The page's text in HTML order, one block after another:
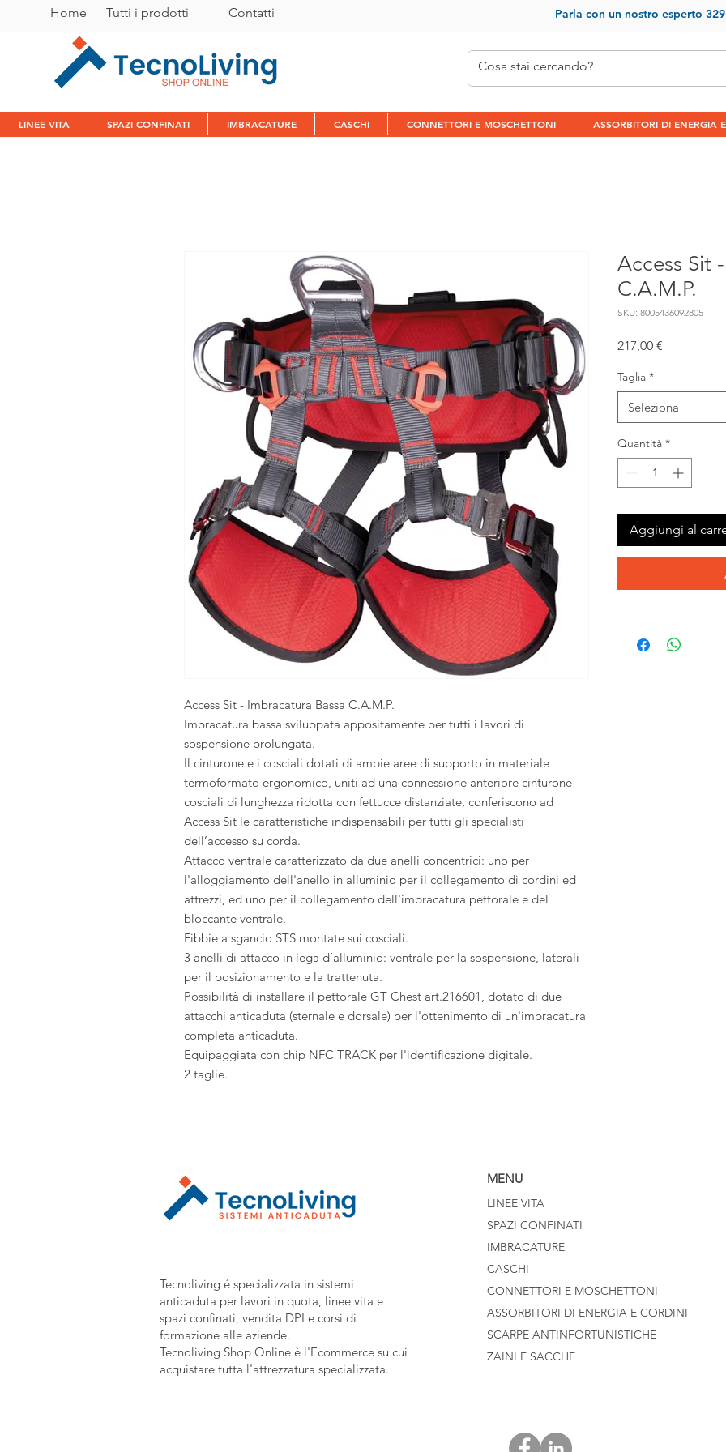
Home Tutti i prodotti Contatti Parla con un nostro esperto
LINEE VITA SPAZI CONFINATI IMBRACATURE CASCHI CONNETTORI E MOSCHETTONI ASSORBITORI DI ENERGIA
Access Sit - Imbracatura Bassa C.A.M.P.
Imbracatura bassa sviluppata appositamente per tutti i lavori di
sospensione prolungata.
Il cinturone e i cosciali dotati di ampie aree di supporto in materiale
termoformato ergonomico, uniti ad una connessione anteriore cinturone-
cosciali di lunghezza ridotta con fettucce distanziate, conferiscono ad
Access Sit le caratteristiche indispensabili per tutti gli specialisti
dell’accesso su corda.
Attacco ventrale caratterizzato da due anelli concentrici: uno per
l'alloggiamento dell'anello in alluminio per il collegamento di cordini ed
attrezzi, ed uno per il collegamento dell'imbracatura pettorale e del
bloccante ventrale.
Fibbie a sgancio STS montate sui cosciali.
3 anelli di attacco in lega d’alluminio: ventrale per la sospensione, laterali
per il posizionamento e la trattenuta.
Possibilità di installare il pettorale GT Chest art.216601, dotato di due
attacchi anticaduta (sternale e dorsale) per l'ottenimento di un'imbracatura
completa anticaduta.
Equipaggiata con chip NFC TRACK per l'identificazione digitale.
2 taglie.
Access Sit
C.A.M.P.
SKU: 8005436092805
217,00 €
Taglia *
Seleziona
Quantità *
Aggiungi al
Tecnoliving é specializzata in sistemi
anticaduta per lavori in quota, linee vita e
spazi confinati, vendita DPI e corsi di
formazione alle aziende.
Tecnoliving Shop Online è l'Ecommerce su cui
acquistare tutta l'attrezzatura specializzata.
MENU
LINEE VITA
SPAZI CONFINATI
IMBRACATURE
CASCHI
CONNETTORI E MOSCHETTONI
ASSORBITORI DI ENERGIA E CORDINI
SCARPE ANTINFORTUNISTICHE
ZAINI E SACCHE